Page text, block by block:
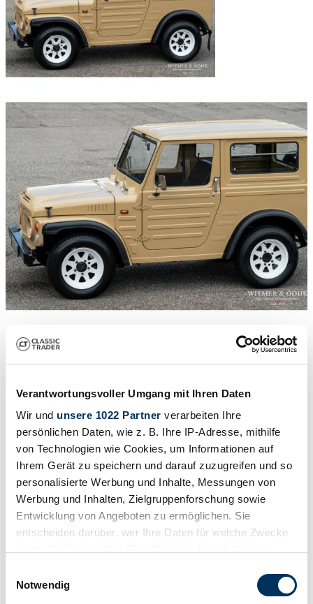
Verantwortungsvoller Umgang mit Ihren Daten
Wir und unsere 1022 Partner verarbeiten Ihre
persönlichen Daten, wie z. B. Ihre IP-Adresse, mithilfe
von Technologien wie Cookies, um Informationen auf
Ihrem Gerät zu speichern und darauf zuzugreifen und so
personalisierte Werbung und Inhalte, Messungen von
Werbung und Inhalten, Zielgruppenforschung sowie
Entwicklung von Angeboten zu ermöglichen. Sie
entscheiden darüber, wer Ihre Daten für welche Zwecke
Trigger Symbol ändern oder widerrufen
Notwendig
1981 | Suzuki LJ 80
21.950 €